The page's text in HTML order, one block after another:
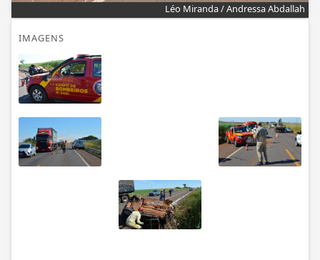
Léo Miranda / Andressa Abdallah
IMAGENS